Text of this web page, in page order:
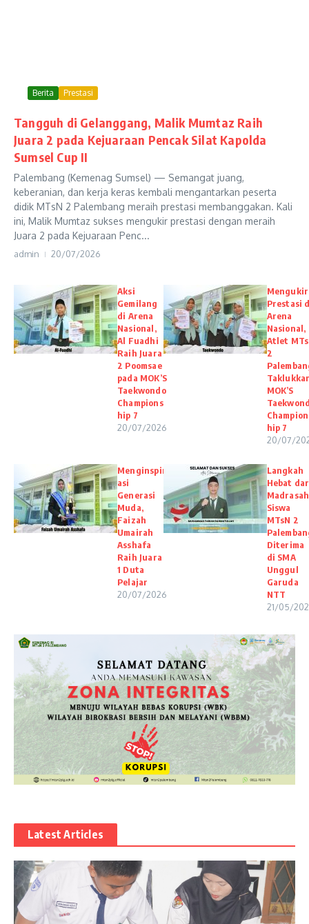
Berita Prestasi
Tangguh di Gelanggang, Malik Mumtaz Raih
Juara 2 pada Kejuaraan Pencak Silat Kapolda
Sumsel Cup II
Palembang (Kemenag Sumsel) — Semangat juang,
keberanian, dan kerja keras kembali mengantarkan peserta
didik MTsN 2 Palembang meraih prestasi membanggakan. Kali
ini, Malik Mumtaz sukses mengukir prestasi dengan meraih
Juara 2 pada Kejuaraan Penc...
admin 20/07/2026
Aksi
Gemilang
di Arena
Nasional,
Al Fuadhi
Raih Juara
2 Poomsae
pada MOK’S
Taekwondo
Champions
hip 7
20/07/2026
Mengukir
Prestasi
Arena
Nasional,
Atlet
2
MOK’S
hip 7
20/07/
Menginspir
asi
Generasi
Muda,
Faizah
Umairah
Asshafa
Raih Juara
1 Duta
Pelajar
20/07/2026
Langkah
Hebat
Siswa
MTsN 2
Diterima
di SMA
Unggul
Garuda
NTT
21/05/
Latest Articles